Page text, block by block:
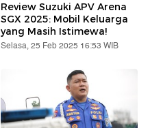
Review Suzuki APV Arena
SGX 2025: Mobil Keluarga
yang Masih Istimewa!
Selasa, 25 Feb 2025 16:53 WIB